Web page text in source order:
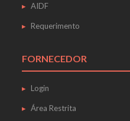
AIDF
Requerimento
FORNECEDOR
Login
Área Restrita